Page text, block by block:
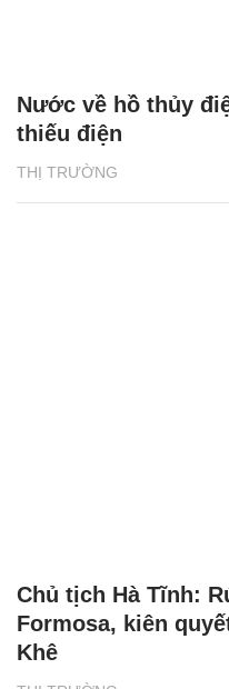
THỊ TRƯỜNG
Nước về hồ thủy
thiếu điện
Chủ tịch Hà Tĩnh:
Formosa, kiên
Khê